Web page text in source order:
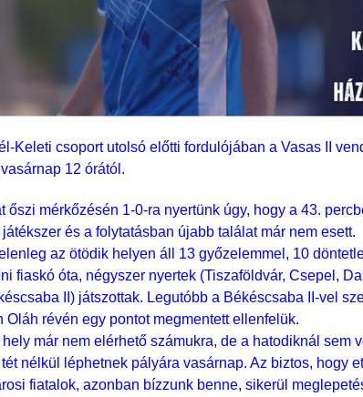
Keleti csoport utolsó előtti fordulójában a Vasas II
12 órától.
őszi mérkőzésén 1-0-ra nyertünk úgy, hogy a 43.
és a folytatásban újabb találat már nem esett.
az ötödik helyen áll 13 győzelemmel, 10
fiaskó óta, négyszer nyertek (Tiszaföldvár, Csepel,
II) játszottak. Legutóbb a Békéscsaba II-vel
Oláh révén egy pontot megmentett ellenfelük.
már nem elérhető számukra, de a hatodiknál sem
nélkül léphetnek pályára vasárnap. Az biztos, hogy
fiatalok, azonban bízzunk benne, sikerül